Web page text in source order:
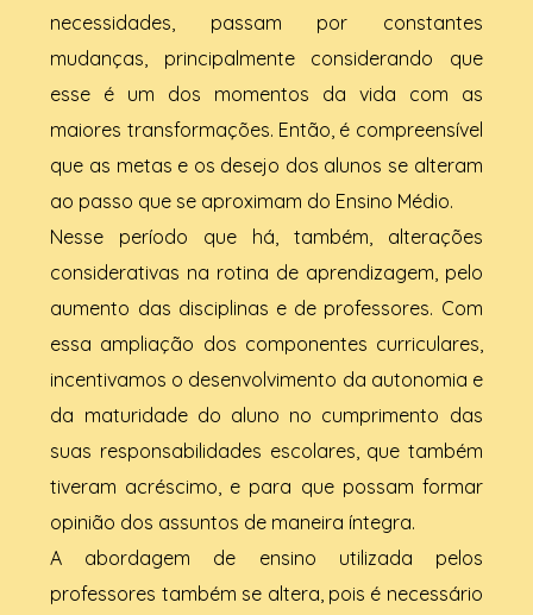
necessidades, passam por constantes
mudanças, principalmente considerando que
esse é um dos momentos da vida com as
maiores transformações. Então, é compreensível
que as metas e os desejo dos alunos se alteram
ao passo que se aproximam do Ensino Médio.
Nesse período que há, também, alterações
considerativas na rotina de aprendizagem, pelo
aumento das disciplinas e de professores. Com
essa ampliação dos componentes curriculares,
incentivamos o desenvolvimento da autonomia e
da maturidade do aluno no cumprimento das
suas responsabilidades escolares, que também
tiveram acréscimo, e para que possam formar
opinião dos assuntos de maneira íntegra.
A abordagem de ensino utilizada pelos
professores também se altera, pois é necessário